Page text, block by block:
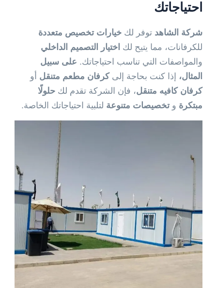
احتياجاتك
شركة الشاهد توفر لك خيارات تخصيص متعددة
للكرفانات، مما يتيح لك اختيار التصميم الداخلي
والمواصفات التي تناسب احتياجاتك. على سبيل
المثال، إذا كنت بحاجة إلىكرفان مطعم متنقل أو
كرفان كافيه متنقل، فإن الشركة تقدم لك حلولًا
مبتكرة و تخصيصات متنوعة لتلبية احتياجاتك الخاصة.